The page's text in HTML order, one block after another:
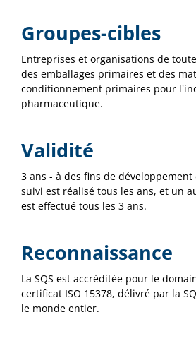
Groupes-cibles
Entreprises et organisations de
des emballages primaires et des
conditionnement primaires pour
pharmaceutique.
Validité
3 ans - à des fins de
suivi est réalisé tous les ans, et un
est effectué tous les 3 ans.
Reconnaissance
La SQS est accréditée pour le
certificat ISO 15378, délivré par la
le monde entier.